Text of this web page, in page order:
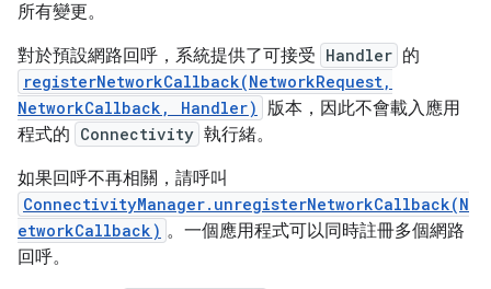
所有變更。
對於預設網路回呼，系統提供了可接受 Handler 的
registerNetworkCallback(NetworkRequest,
NetworkCallback, Handler) 版本，因此不會載入應用
程式的 Connectivity 執行緒。
如果回呼不再相關，請呼叫
ConnectivityManager.unregisterNetworkCallback(N
etworkCallback) 。一個應用程式可以同時註冊多個網路
回呼。